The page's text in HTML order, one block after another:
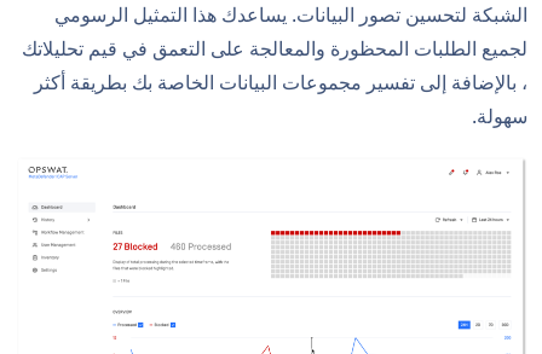
الشبكة لتحسين تصور البيانات. يساعدك هذا التمثيل الرسومي
لجميع الطلبات المحظورة والمعالجة على التعمق في قيم تحليلاتك
، بالإضافة إلى تفسير مجموعات البيانات الخاصة بك بطريقة أكثر
سهولة.